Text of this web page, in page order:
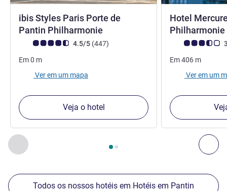
Anterior - Os nossos outros estabelecimentos nas
Página , Os nossos outros estabelecimentos nas
ibis Styles Paris Porte de
Pantin Philharmonie
Nota clientes Avis (Classificação ALL)
4.5/5 (447comentários
)
Em0 m
Ver em um mapa
Veja o hotel
Hotel
Nota clientes
Em406 m
Ver em um
Todos os nossos hotéis em Hotéis em Pantin